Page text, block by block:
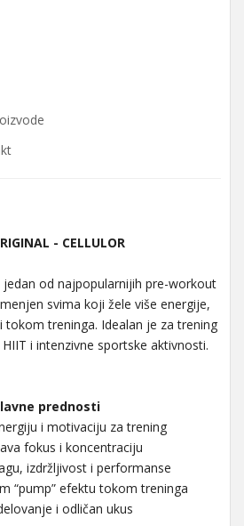
- CELLULOR
jedan od najpopularnijih pre-workout
svima koji žele više energije,
tokom treninga. Idealan je za trening
i intenzivne sportske aktivnosti.
prednosti
i motivaciju za trening
fokus i koncentraciju
izdržljivost i performanse
“pump” efektu tokom treninga
i odličan ukus